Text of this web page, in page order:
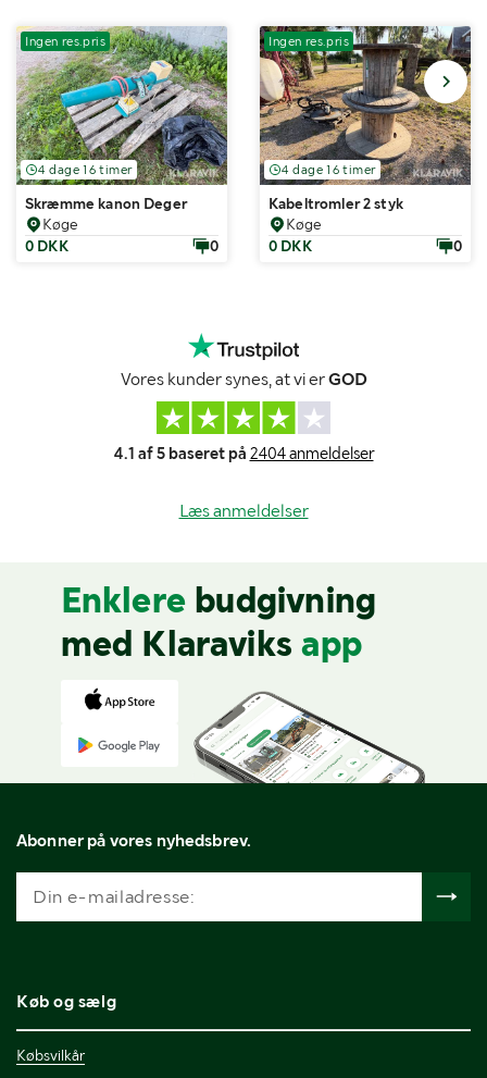
Ingen res.pris
4 dage 16 timer
Skræmme kanon Deger
Køge
0 DKK
0
Ingen res.pris
4 dage 16 timer
Kabeltromler 2 styk
Køge
0 DKK
0
Vores kunder synes, at vi erGOD
4.1 af 5 baseret på 2404 anmeldelser
Læs anmeldelser
Enklere budgivning
med Klaraviks app
Abonner på vores nyhedsbrev.
Køb og sælg
Købsvilkår